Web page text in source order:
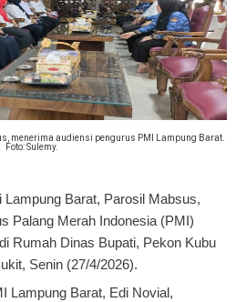
menerima audiensi pengurus PMI Lampung Barat.
Foto: Sulemy.
Lampung Barat, Parosil Mabsus,
Palang Merah Indonesia (PMI)
Rumah Dinas Bupati, Pekon Kubu
Senin (27/4/2026).
Lampung Barat, Edi Novial,